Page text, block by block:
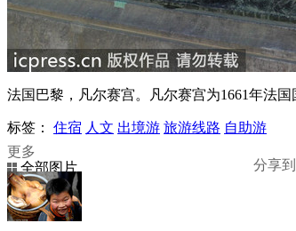
法国巴黎，凡尔赛宫。凡尔赛宫为1661年法
标签： 住宿 人文 出境游 旅游线路 自助游
更多
分享到
全部图片
查看原图